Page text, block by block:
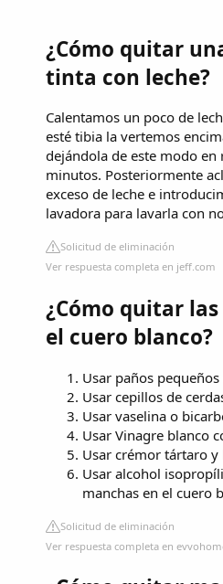
¿Cómo quitar
tinta con leche?
Calentamos un poco de
esté tibia la vertemos
dejándola de este modo
minutos. Posteriormente
exceso de leche e
lavadora para lavarla con
Solicitud de eliminación
Ver respuesta completa en jeff.com
¿Cómo quitar
el cuero blanco?
Usar paños
Usar cepillos de
Usar vaselina o
Usar Vinagre blanco
Usar crémor tártaro y
Usar alcohol
manchas en el cuero
Solicitud de eliminación
Ver respuesta completa en